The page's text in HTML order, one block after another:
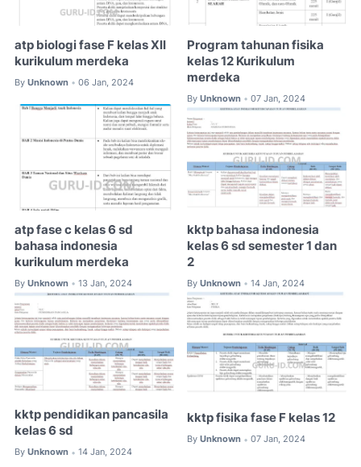
atp biologi fase F kelas XII
kurikulum merdeka
By Unknown • 06 Jan, 2024
Program tahunan fisika
kelas 12 Kurikulum
merdeka
By Unknown • 07 Jan, 2024
atp fase c kelas 6 sd
bahasa indonesia
kurikulum merdeka
By Unknown • 13 Jan, 2024
kktp bahasa indonesia
kelas 6 sd semester 1 dan
2
By Unknown • 14 Jan, 2024
kktp pendidikan pancasila
kelas 6 sd
By Unknown • 14 Jan, 2024
kktp fisika fase F kelas 12
By Unknown • 07 Jan, 2024